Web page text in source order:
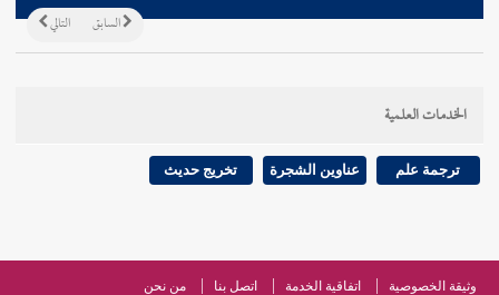
التالي السابق
الخدمات العلمية
ترجمة علم عناوين الشجرة تخريج حديث
وثيقة الخصوصية اتفاقية الخدمة اتصل بنا من نحن